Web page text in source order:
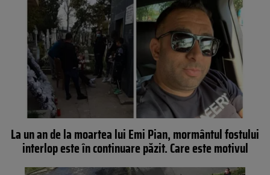
La un an de la moartea lui Emi Pian, mormântul fostului
interlop este în continuare păzit. Care este motivul